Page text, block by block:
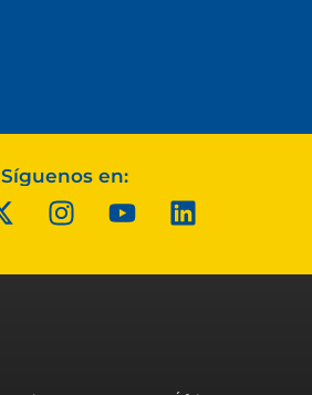
Síguenos en: